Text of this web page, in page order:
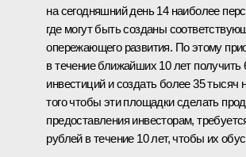
на сегодняшний день 14 наиболее
где могут быть созданы
опережающего развития. По этому
в течение ближайших 10 лет
инвестиций и создать более 35 тысяч
того чтобы эти площадки сделать
предоставления инвесторам,
рублей в течение 10 лет, чтобы их